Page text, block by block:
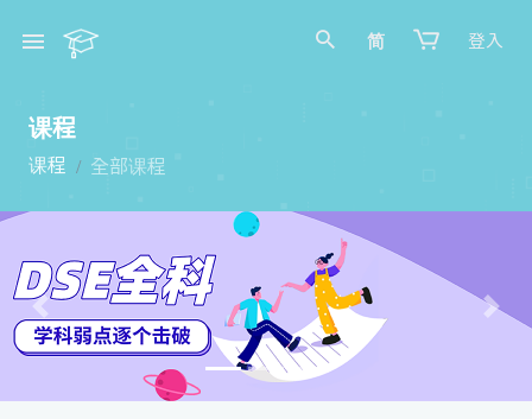
简 登入
课程
课程 全部课程
Previous Next